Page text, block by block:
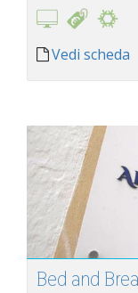
Vedi scheda
Bed and